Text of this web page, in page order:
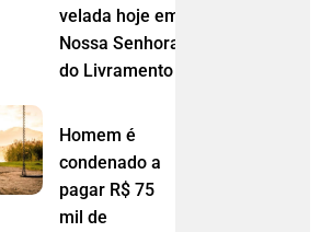
velada hoje em
Nossa Senhora
do Livramento (MT)
Homem é
condenado a
pagar R$ 75
mil de